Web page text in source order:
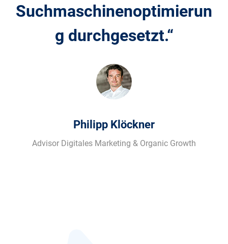
Suchmaschinenoptimierun
g durchgesetzt.“
Philipp Klöckner
Advisor Digitales Marketing & Organic Growth